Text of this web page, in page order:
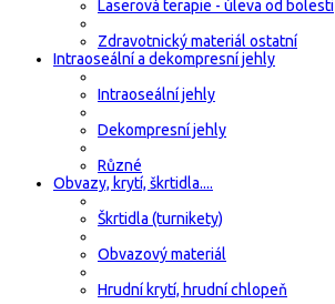
Laserová terapie - úleva od bolesti
Zdravotnický materiál ostatní
Intraoseální a dekompresní jehly
Intraoseální jehly
Dekompresní jehly
Různé
Obvazy, krytí, škrtidla....
Škrtidla (turnikety)
Obvazový materiál
Hrudní krytí, hrudní chlopeň